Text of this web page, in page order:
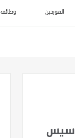
الموردين وظائف